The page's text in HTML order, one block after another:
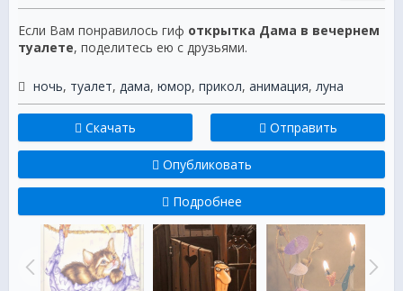
Если Вам понравилось гиф открытка Дама в вечернем
туалете, поделитесь ею с друзьями.
ночь, туалет, дама, юмор, прикол, анимация, луна
Скачать Отправить
Опубликовать
Подробнее